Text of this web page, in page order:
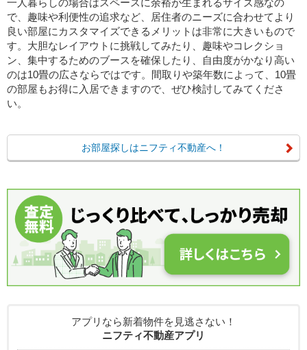
で、趣味や利便性の追求など、居住者のニーズに合わせてより
良い部屋にカスタマイズできるメリットは非常に大きいもので
す。大胆なレイアウトに挑戦してみたり、趣味やコレクショ
ン、集中するためのブースを確保したり、自由度がかなり高い
のは10畳の広さならではです。間取りや築年数によって、10畳
の部屋もお得に入居できますので、ぜひ検討してみてくださ
い。
お部屋探しはニフティ不動産へ！
アプリなら新着物件を見逃さない！
ニフティ不動産アプリ